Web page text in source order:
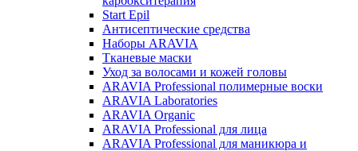
Start Epil
Антисептические средства
Наборы ARAVIA
Тканевые маски
Уход за волосами и кожей головы
ARAVIA Professional полимерные воски
ARAVIA Laboratories
ARAVIA Organic
ARAVIA Professional для лица
ARAVIA Professional для маникюра и